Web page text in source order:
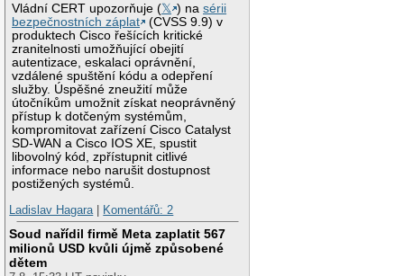
Vládní CERT upozorňuje (𝕏 ) nasérii
bezpečnostních záplat
(CVSS 9.9) v
produktech Cisco řešících kritické
zranitelnosti umožňující obejití
autentizace, eskalaci oprávnění,
vzdálené spuštění kódu a odepření
služby. Úspěšné zneužití může
útočníkům umožnit získat neoprávněný
přístup k dotčeným systémům,
kompromitovat zařízení Cisco Catalyst
SD-WAN a Cisco IOS XE, spustit
libovolný kód, zpřístupnit citlivé
informace nebo narušit dostupnost
postižených systémů.
Ladislav Hagara| Komentářů: 2
Soud nařídil firmě Meta zaplatit 567
milionů USD kvůli újmě způsobené
dětem